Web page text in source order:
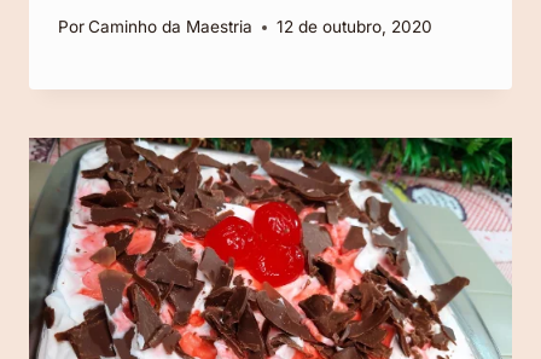
PorCaminho da Maestria 12 de outubro, 2020